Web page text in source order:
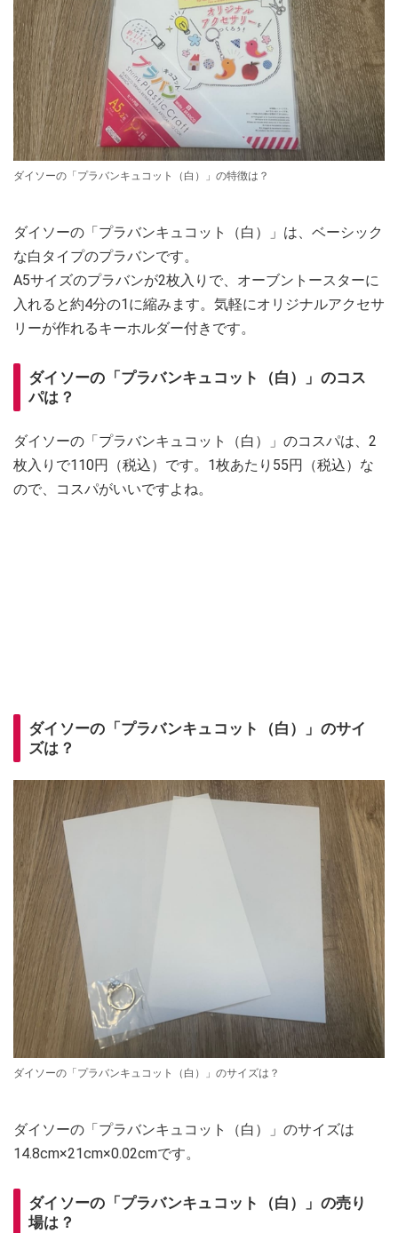
ダイソーの「プラバンキュコット（白）」の特徴は？
ダイソーの「プラバンキュコット（白）」は、ベーシック
な白タイプのプラバンです。
A5サイズのプラバンが2枚入りで、オーブントースターに
入れると約4分の1に縮みます。気軽にオリジナルアクセサ
リーが作れるキーホルダー付きです。
ダイソーの「プラバンキュコット（白）」のコス
パは？
ダイソーの「プラバンキュコット（白）」のコスパは、2
枚入りで110円（税込）です。1枚あたり55円（税込）な
ので、コスパがいいですよね。
ダイソーの「プラバンキュコット（白）」のサイ
ズは？
ダイソーの「プラバンキュコット（白）」のサイズは？
ダイソーの「プラバンキュコット（白）」のサイズは
14.8cm×21cm×0.02cmです。
ダイソーの「プラバンキュコット（白）」の売り
場は？